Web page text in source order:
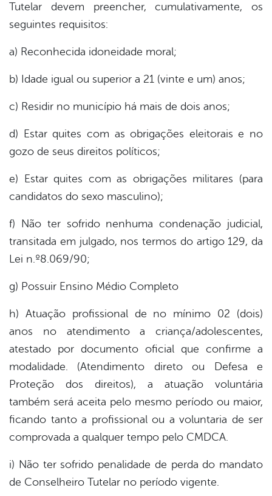
Tutelar devem preencher, cumulativamente, os
seguintes requisitos:
a) Reconhecida idoneidade moral;
b) Idade igual ou superior a 21 (vinte e um) anos;
c) Residir no município há mais de dois anos;
d) Estar quites com as obrigações eleitorais e no
gozo de seus direitos políticos;
e) Estar quites com as obrigações militares (para
candidatos do sexo masculino);
f) Não ter sofrido nenhuma condenação judicial,
transitada em julgado, nos termos do artigo 129, da
Lei n.º8.069/90;
g) Possuir Ensino Médio Completo
h) Atuação profissional de no mínimo 02 (dois)
anos no atendimento a criança/adolescentes,
atestado por documento oficial que confirme a
modalidade. (Atendimento direto ou Defesa e
Proteção dos direitos), a atuação voluntária
também será aceita pelo mesmo período ou maior,
ficando tanto a profissional ou a voluntaria de ser
comprovada a qualquer tempo pelo CMDCA.
i) Não ter sofrido penalidade de perda do mandato
de Conselheiro Tutelar no período vigente.